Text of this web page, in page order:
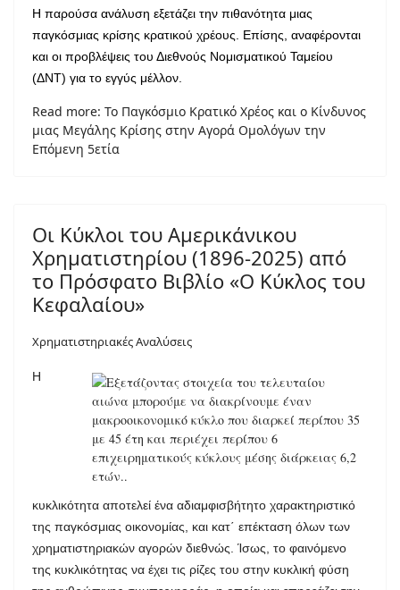
Η παρούσα ανάλυση εξετάζει την πιθανότητα μιας
παγκόσμιας κρίσης κρατικού χρέους. Επίσης, αναφέρονται
και οι προβλέψεις του Διεθνούς Νομισματικού Ταμείου
(ΔΝΤ) για το εγγύς μέλλον.
Read more: Το Παγκόσμιο Κρατικό Χρέος και ο Κίνδυνος
μιας Μεγάλης Κρίσης στην Αγορά Ομολόγων την
Επόμενη 5ετία
Οι Κύκλοι του Αμερικάνικου
Χρηματιστηρίου (1896-2025) από
το Πρόσφατο Βιβλίο «Ο Κύκλος του
Κεφαλαίου»
Χρηματιστηριακές Αναλύσεις
Η
κυκλικότητα αποτελεί ένα αδιαμφισβήτητο χαρακτηριστικό
της παγκόσμιας οικονομίας, και κατ΄ επέκταση όλων των
χρηματιστηριακών αγορών διεθνώς. Ίσως, το φαινόμενο
της κυκλικότητας να έχει τις ρίζες του στην κυκλική φύση